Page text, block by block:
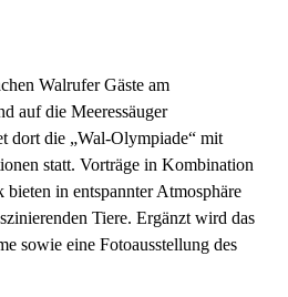
Walrufer Gäste am
auf die Meeressäuger
dort die „Wal-Olympiade“ mit
statt. Vorträge in Kombination
in entspannter Atmosphäre
Tiere. Ergänzt wird das
sowie eine Fotoausstellung des